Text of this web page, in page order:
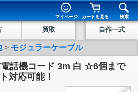
マイページ カートを見る 検索
買取 自作一式
> モジュラーケーブル
話機コード 3m 白 ☆6個まで
対応可能！